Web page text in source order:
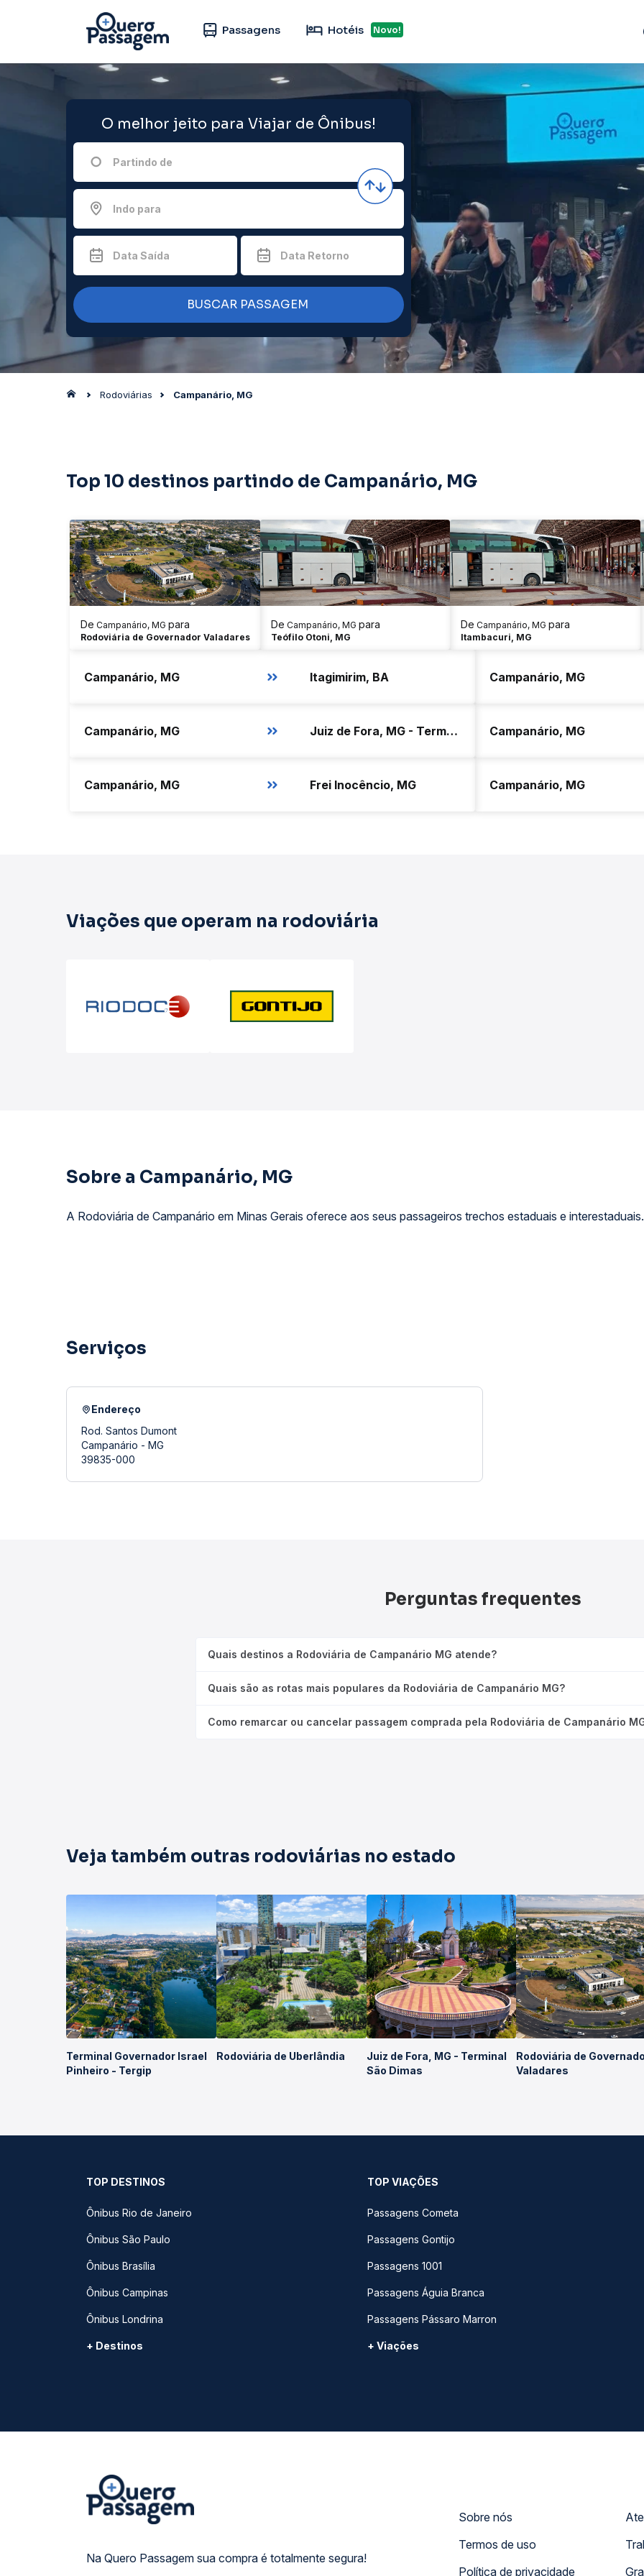
Passagens Hotéis Novo!
O melhor jeito para Viajar de Ônibus!
Partindo de
Indo para
Data Saída Data Retorno
BUSCAR PASSAGEM
Rodoviárias Campanário, MG
Top 10 destinos partindo de Campanário, MG
De Campanário, MG para
Rodoviária de Governador Valadares
De Campanário, MG para
Teófilo Otoni, MG
De Campanário, MG para
Itambacuri, MG
Campanário, MG Itagimirim, BA Campanário, MG
Campanário, MG Juiz de Fora, MG - Terminal São Dimas Campanário, MG
Campanário, MG Frei Inocêncio, MG Campanário, MG
Viações que operam na rodoviária
Sobre a Campanário, MG
A Rodoviária de Campanário em Minas Gerais oferece aos seus passageiros trechos estaduais e interestaduais.
Serviços
Endereço
Rod. Santos Dumont
Campanário - MG
39835-000
Perguntas frequentes
Quais destinos a Rodoviária de Campanário MG atende?
Quais são as rotas mais populares da Rodoviária de Campanário MG?
Como remarcar ou cancelar passagem comprada pela Rodoviária de Campanário
Veja também outras rodoviárias no estado
Terminal Governador Israel
Pinheiro - Tergip
Rodoviária de Uberlândia
Juiz de Fora, MG - Terminal
São Dimas
Rodoviária de
Valadares
TOP DESTINOS
Ônibus Rio de Janeiro
Ônibus São Paulo
Ônibus Brasília
Ônibus Campinas
Ônibus Londrina
+ Destinos
TOP VIAÇÕES
Passagens Cometa
Passagens Gontijo
Passagens 1001
Passagens Águia Branca
Passagens Pássaro Marron
+ Viações
Na Quero Passagem sua compra é totalmente segura!
Sobre nós
Termos de uso
Política de privacidade